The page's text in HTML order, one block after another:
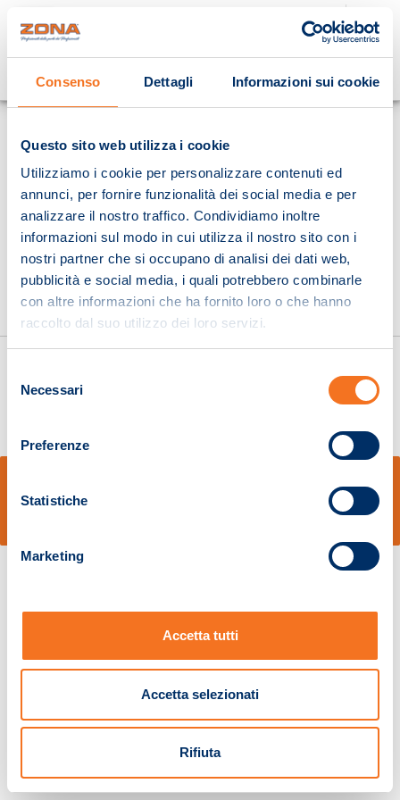
Consenso Dettagli Informazioni sui cookie
Questo sito web utilizza i cookie
Utilizziamo i cookie per personalizzare contenuti ed
annunci, per fornire funzionalità dei social media e per
analizzare il nostro traffico. Condividiamo inoltre
informazioni sul modo in cui utilizza il nostro sito con i
nostri partner che si occupano di analisi dei dati web,
pubblicità e social media, i quali potrebbero combinarle
con altre informazioni che ha fornito loro o che hanno
raccolto dal suo utilizzo dei loro servizi.
delNecessari
Preferenze
Statistiche
Marketing
Accetta tutti
Accetta selezionati
Rifiuta
Cosa stai cercando?
Pistoia 01680210505 – R.E.A. n.155974 - Cap.Soc. € 2.000.000,00 i.v. La
Società adotta il Codice Etico D.lgs. 231/01